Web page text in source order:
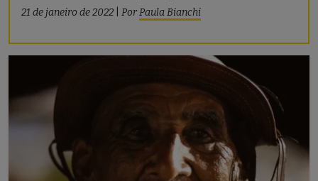
21 de janeiro de 2022 PorPaula Bianchi